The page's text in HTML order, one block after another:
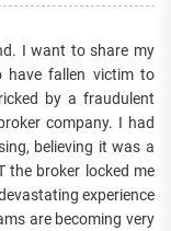
I want to share my
fallen victim to
by a fraudulent
company. I had
believing it was a
the broker locked me
experience
are becoming very